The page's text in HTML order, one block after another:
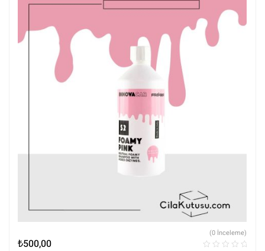
₺500,00
(0 İnceleme)